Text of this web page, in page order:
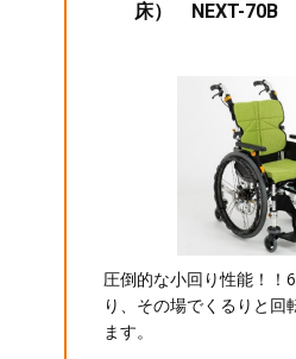
床） NEXT-70B
圧倒的な小回り性能！！
り、その場でくるりと回
ます。